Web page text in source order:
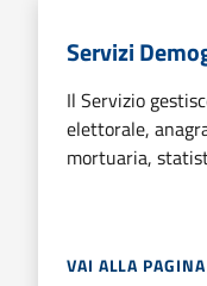
Servizi
Il Servizio
elettorale,
mortuaria,
VAI ALLA PAGINA